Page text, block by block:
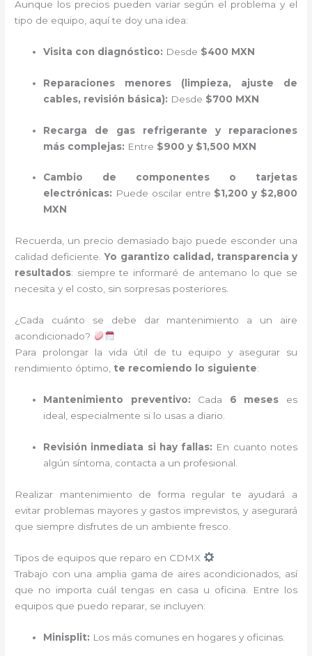
Aunque los precios pueden variar según el problema y el
tipo de equipo, aquí te doy una idea:
Visita con diagnóstico: Desde $400 MXN
Reparaciones menores (limpieza, ajuste de
cables, revisión básica): Desde $700 MXN
Recarga de gas refrigerante y reparaciones
más complejas: Entre $900 y $1,500 MXN
Cambio de componentes o tarjetas
electrónicas: Puede oscilar entre $1,200 y $2,800
MXN
Recuerda, un precio demasiado bajo puede esconder una
calidad deficiente.Yo garantizo calidad, transparencia y
resultados: siempre te informaré de antemano lo que se
necesita y el costo, sin sorpresas posteriores.
¿Cada cuánto se debe dar mantenimiento a un aire
acondicionado?
Para prolongar la vida útil de tu equipo y asegurar su
rendimiento óptimo, te recomiendo lo siguiente:
Mantenimiento preventivo: Cada 6 meses es
ideal, especialmente si lo usas a diario.
Revisión inmediata si hay fallas: En cuanto notes
algún síntoma, contacta a un profesional.
Realizar mantenimiento de forma regular te ayudará a
evitar problemas mayores y gastos imprevistos, y asegurará
que siempre disfrutes de un ambiente fresco.
Tipos de equipos que reparo en CDMX
Trabajo con una amplia gama de aires acondicionados, así
que no importa cuál tengas en casa u oficina. Entre los
equipos que puedo reparar, se incluyen:
Minisplit: Los más comunes en hogares y oficinas.